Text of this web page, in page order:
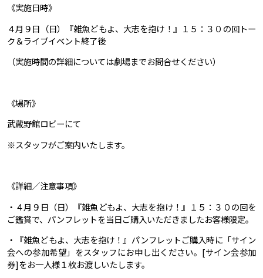
《実施日時》
４月９日（日）『雑魚どもよ、大志を抱け！』１５：３０の回トー
ク＆ライブイベント終了後
（実施時間の詳細については劇場までお問合せください）
《場所》
武蔵野館ロビーにて
※スタッフがご案内いたします。
《詳細／注意事項》
・４月９日（日）『雑魚どもよ、大志を抱け！』１５：３０の回を
ご鑑賞で、パンフレットを当日ご購入いただきましたお客様限定。
・『雑魚どもよ、大志を抱け！』パンフレットご購入時に「サイン
会への参加希望」をスタッフにお申し出ください。[サイン会参加
券]をお一人様１枚お渡しいたします。